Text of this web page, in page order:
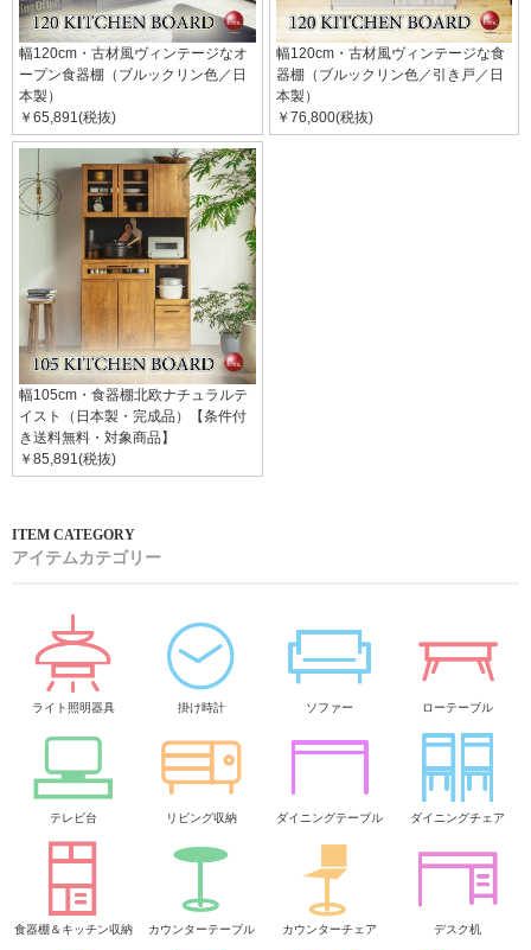
幅120cm・古材風ヴィンテージなオ
ープン食器棚（ブルックリン色／日
本製）
￥65,891(税抜)
幅120cm・古材風ヴィンテージな食
器棚（ブルックリン色／引き戸／日
本製）
￥76,800(税抜)
幅105cm・食器棚北欧ナチュラルテ
イスト（日本製・完成品）【条件付
き送料無料・対象商品】
￥85,891(税抜)
アイテムカテゴリー
ライト照明器具 掛け時計 ソファー ローテーブル
テレビ台 リビング収納 ダイニングテーブル ダイニングチェア
食器棚＆キッチン収納 カウンターテーブル カウンターチェア デスク机